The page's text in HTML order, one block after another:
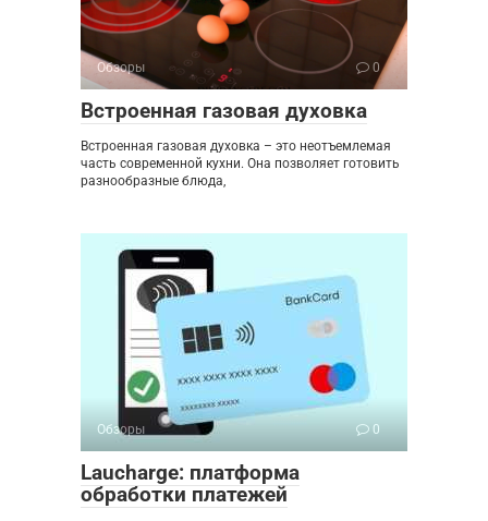
Обзоры 0
Встроенная газовая духовка
Встроенная газовая духовка – это неотъемлемая
часть современной кухни. Она позволяет готовить
разнообразные блюда,
Обзоры 0
Laucharge: платформа
обработки платежей